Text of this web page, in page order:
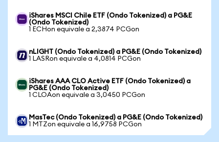
iShares MSCI Chile ETF (Ondo Tokenized) a PG&E
(Ondo Tokenized)
1 ECHon equivale a 2,3874 PCGon
nLIGHT (Ondo Tokenized) a PG&E (Ondo Tokenized)
1 LASRon equivale a 4,0814 PCGon
iShares AAA CLO Active ETF (Ondo Tokenized) a
PG&E (Ondo Tokenized)
1 CLOAon equivale a 3,0450 PCGon
MasTec (Ondo Tokenized) a PG&E (Ondo Tokenized)
1 MTZon equivale a 16,9758 PCGon